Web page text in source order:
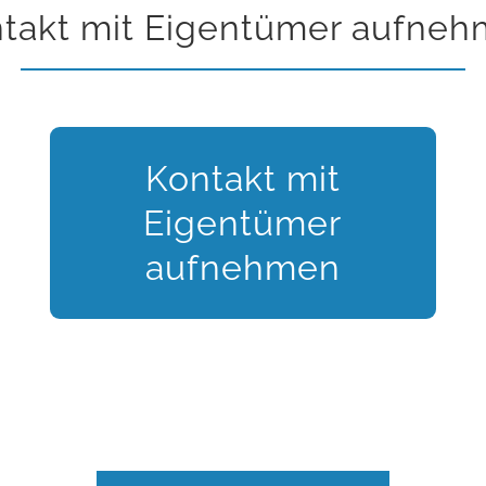
mit Eigentümer
Kontakt mit
Eigentümer
aufnehmen
Bechthold & Bechthold Steuerberatung &
Wirtschaftsprüfung
Im Amtmann 3-5, 35578 Wetzlar
Tel.: 06441-9799-0